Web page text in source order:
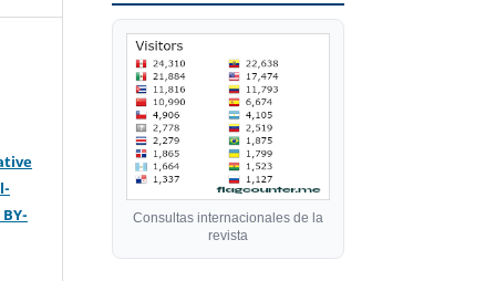
Consultas internacionales de la
revista